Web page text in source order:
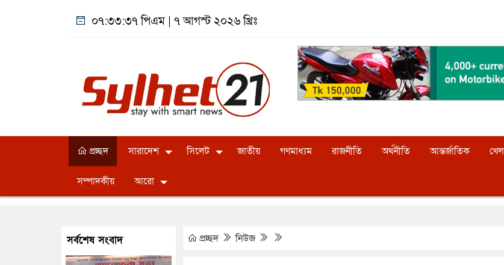
০৭:৩৩:৩৮ পিএম |৭ আগস্ট ২০২৬ খ্রিঃ
প্রচ্ছদ সারাদেশ সিলেট জাতীয় গণমাধ্যম রাজনীতি অর্থনীতি আন্তর্জাতিক
সম্পাদকীয় আরো
প্রচ্ছদ নিউজ
সর্বশেষ সংবাদ